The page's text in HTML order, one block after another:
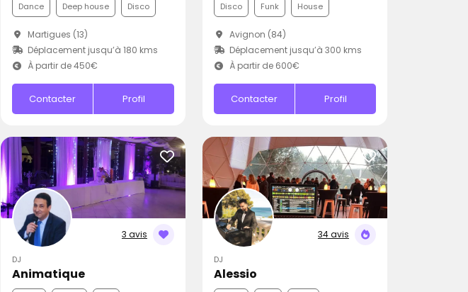
Dance Deep house Disco
Martigues (13)
Déplacement jusqu’à 180 kms
À partir de 450€
Contacter Profil
Disco Funk House
Avignon (84)
Déplacement jusqu’à 300 kms
À partir de 600€
Contacter Profil
3 avis
DJ
Animatique
34 avis
DJ
Alessio